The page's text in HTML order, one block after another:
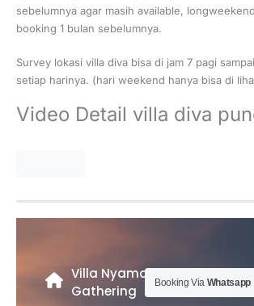
sebelumnya agar masih available,
booking 1 bulan sebelumnya.
Survey lokasi villa diva bisa di jam 7 pagi
setiap harinya. (hari weekend hanya bisa di
Video Detail villa diva